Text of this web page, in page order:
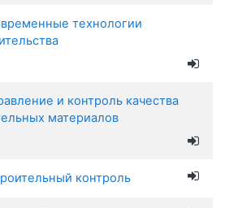
технологии
и контроль качества
материалов
контроль